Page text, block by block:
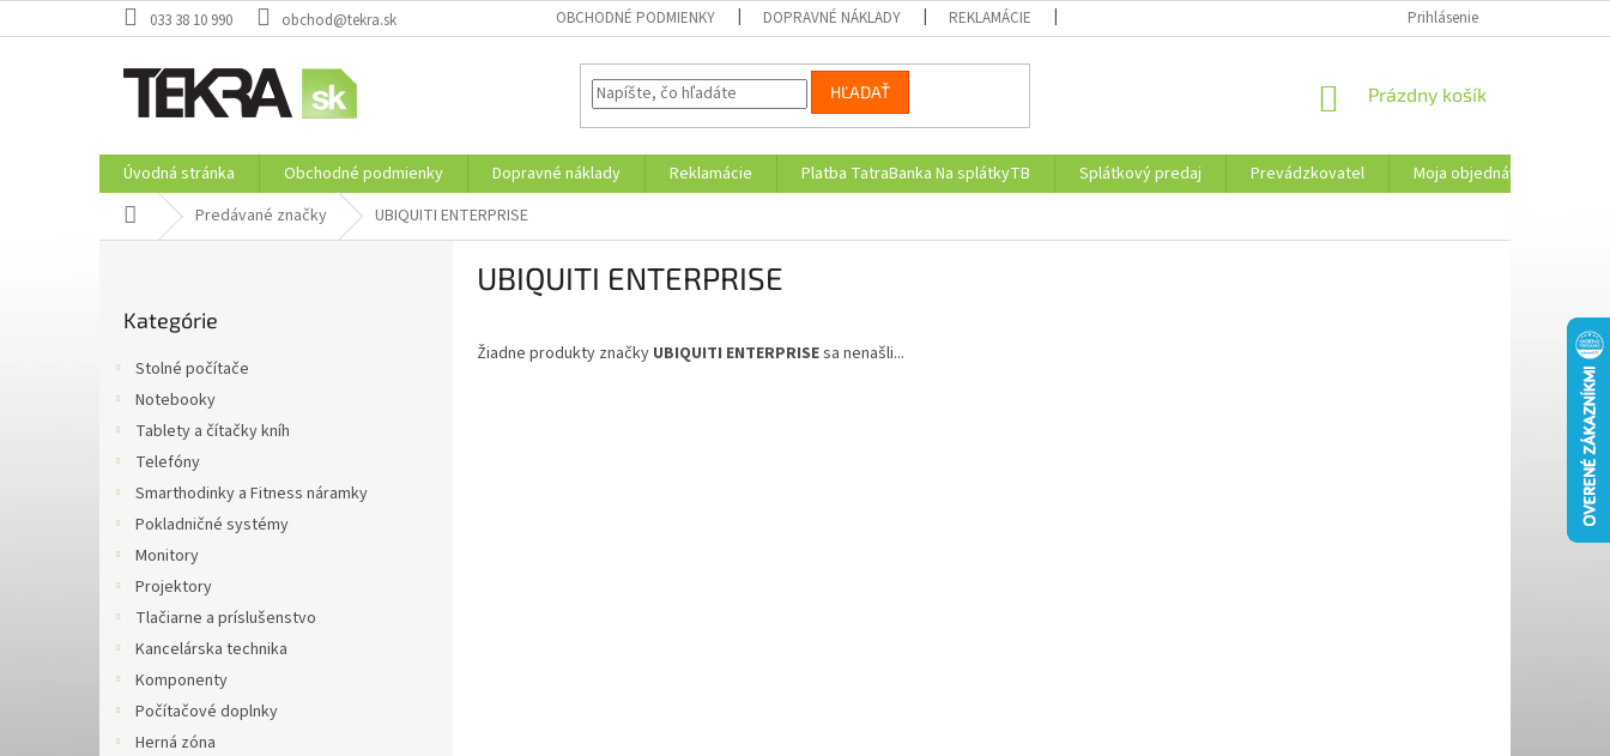
na
033 38 10 990 obchod@tekra.sk OBCHODNÉ PODMIENKY DOPRAVNÉ NÁKLADY REKLAMÁCIE MOJA OBJEDNÁVKA
Prihlásenie
HĽADAŤ
NÁKUPNÝ
Prázdny košík
Úvodná stránka Obchodné podmienky Dopravné náklady Reklamácie Platba TatraBanka Na splátkyTB Splátkový predaj Prevádzkovatel Moja objednávka
DomovPredávané značky UBIQUITI ENTERPRISE
kategórie
Kategórie
Stolné počítače
Notebooky
Tablety a čítačky kníh
Telefóny
Smarthodinky a Fitness náramky
Pokladničné systémy
Monitory
Projektory
Tlačiarne a príslušenstvo
Kancelárska technika
Komponenty
Počítačové doplnky
Herná zóna
UBIQUITI ENTERPRISE
Žiadne produkty značky UBIQUITI ENTERPRISEsa nenašli...